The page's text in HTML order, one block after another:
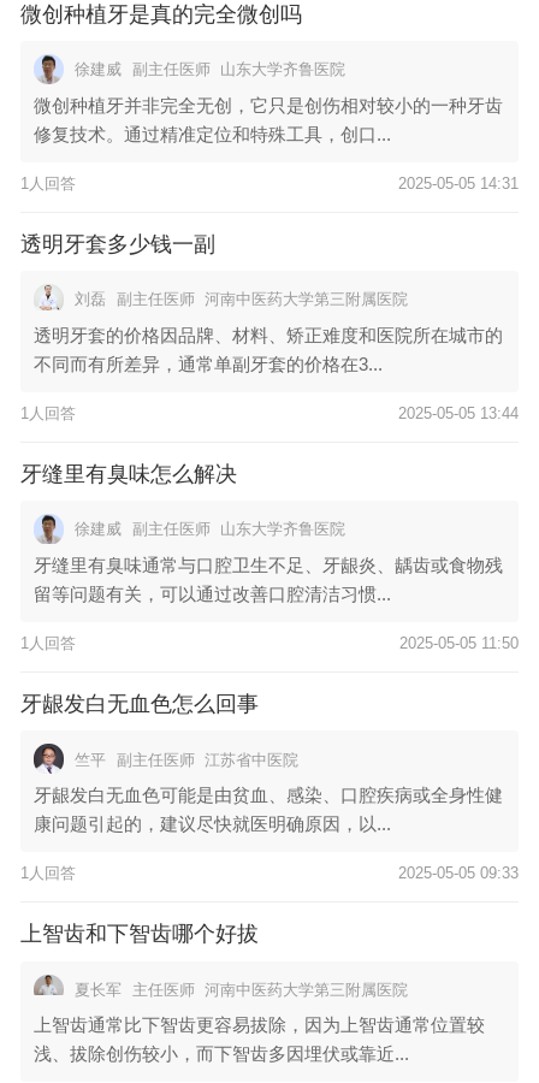
微创种植牙是真的完全微创吗
徐建威 副主任医师 山东大学齐鲁医院
微创种植牙并非完全无创，它只是创伤相对较小的一种牙齿
修复技术。通过精准定位和特殊工具，创口...
1人回答 2025-05-05 14:31
透明牙套多少钱一副
刘磊 副主任医师 河南中医药大学第三附属医院
透明牙套的价格因品牌、材料、矫正难度和医院所在城市的
不同而有所差异，通常单副牙套的价格在3...
1人回答 2025-05-05 13:44
牙缝里有臭味怎么解决
徐建威 副主任医师 山东大学齐鲁医院
牙缝里有臭味通常与口腔卫生不足、牙龈炎、龋齿或食物残
留等问题有关，可以通过改善口腔清洁习惯...
1人回答 2025-05-05 11:50
牙龈发白无血色怎么回事
竺平 副主任医师 江苏省中医院
牙龈发白无血色可能是由贫血、感染、口腔疾病或全身性健
康问题引起的，建议尽快就医明确原因，以...
1人回答 2025-05-05 09:33
上智齿和下智齿哪个好拔
夏长军 主任医师 河南中医药大学第三附属医院
上智齿通常比下智齿更容易拔除，因为上智齿通常位置较
浅、拔除创伤较小，而下智齿多因埋伏或靠近...